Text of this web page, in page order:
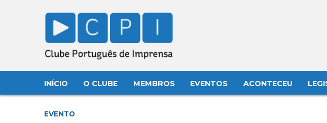
INÍCIO O CLUBE MEMBROS EVENTOS ACONTECEU
EVENTO